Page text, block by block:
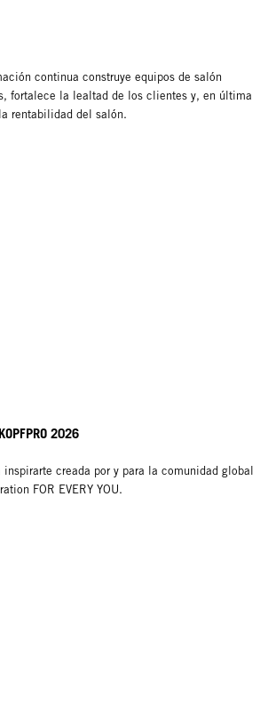
continua construye equipos de salón
fortalece la lealtad de los clientes y, en última
rentabilidad del salón.
2026
inspirarte creada por y para la comunidad global
FOR EVERY YOU.